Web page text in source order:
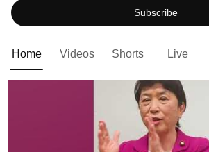
Subscribe
Home Videos Shorts Live